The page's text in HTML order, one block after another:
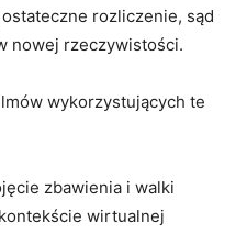
rozliczenie, sąd
nowej rzeczywistości.
wykorzystujących te
zbawienia i walki
wirtualnej